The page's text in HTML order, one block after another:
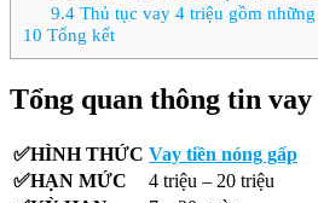
9.4Thủ tục vay 4 triệu gồm những
10 Tổng kết
Tổng quan thông tin
✅HÌNH THỨC Vay tiền nóng gấp
✅HẠN MỨC
4 triệu – 20 triệu